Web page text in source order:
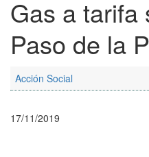
Gas a tarifa
Paso de la
Acción Social
17/11/2019